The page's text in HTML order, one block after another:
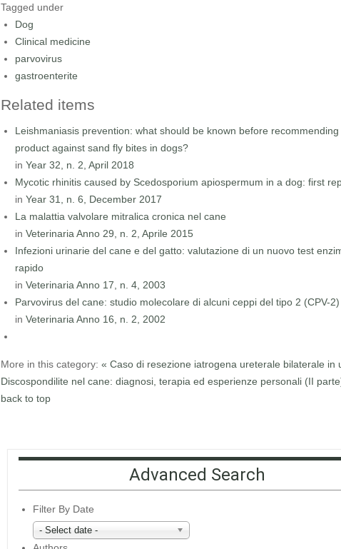
Tagged under
Dog
Clinical medicine
parvovirus
gastroenterite
Related items
Leishmaniasis prevention: what should be known before
product against sand fly bites in dogs?
in Year 32, n. 2, April 2018
Mycotic rhinitis caused by Scedosporium apiospermum in a dog: first
in Year 31, n. 6, December 2017
La malattia valvolare mitralica cronica nel cane
in Veterinaria Anno 29, n. 2, Aprile 2015
Infezioni urinarie del cane e del gatto: valutazione di un nuovo test
rapido
in Veterinaria Anno 17, n. 4, 2003
Parvovirus del cane: studio molecolare di alcuni ceppi del tipo 2 (CPV-2)
in Veterinaria Anno 16, n. 2, 2002
More in this category: « Caso di resezione iatrogena ureterale bilaterale in
Discospondilite nel cane: diagnosi, terapia ed esperienze personali (II
back to top
Advanced Search
Filter By Date
- Select date -